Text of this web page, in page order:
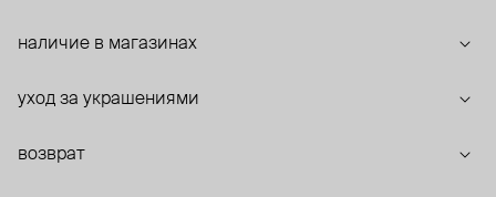
наличие в магазинах
уход за украшениями
возврат